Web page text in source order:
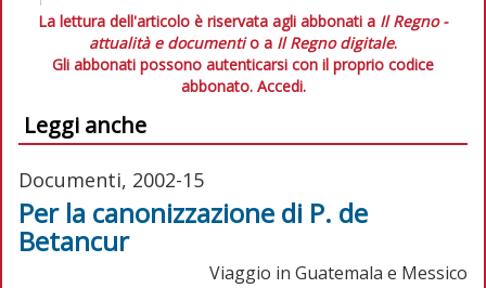
La lettura dell'articolo è riservata agli abbonati a Il Regno -
attualità e documentio a Il Regno digitale.
Gli abbonati possono autenticarsi con il proprio codice
abbonato. Accedi.
Leggi anche
Documenti, 2002-15
Per la canonizzazione di P. de
Betancur
Viaggio in Guatemala e Messico